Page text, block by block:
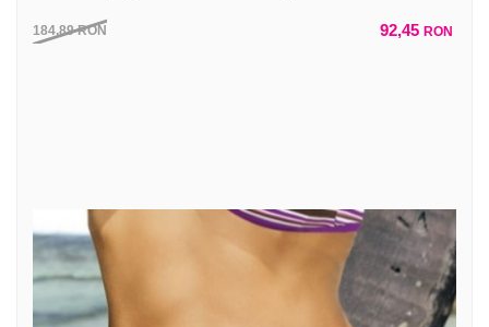
184,89RON 92,45 RON